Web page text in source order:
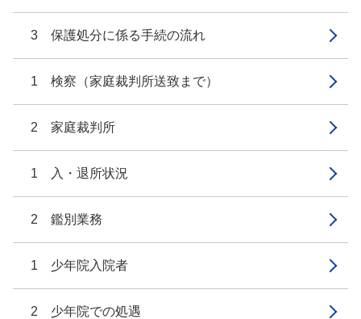
3 保護処分に係る手続の流れ
1 検察（家庭裁判所送致まで）
2 家庭裁判所
1 入・退所状況
2 鑑別業務
1 少年院入院者
2 少年院での処遇